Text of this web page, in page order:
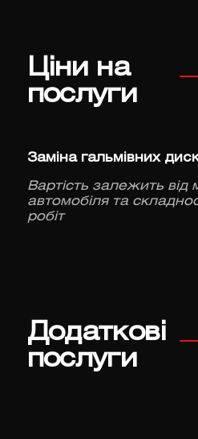
Ціни на
послуги
Заміна гальмівних
Вартість залежить від
автомобіля та
робіт
Додаткові
послуги